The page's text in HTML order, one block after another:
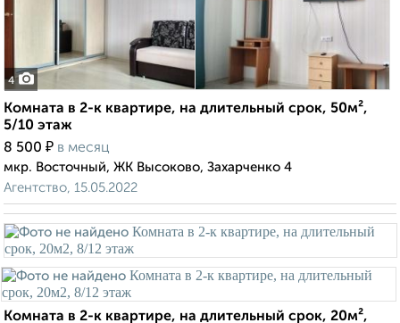
4
Комната в 2-к квартире, на длительный срок, 50м²,
5/10 этаж
8 500 ₽ в месяц
мкр. Восточный, ЖК Высоково, Захарченко 4
Агентство, 15.05.2022
Комната в 2-к квартире, на длительный срок, 20м²,